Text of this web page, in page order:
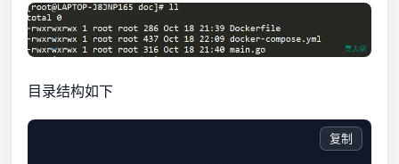
目录结构如下
复制